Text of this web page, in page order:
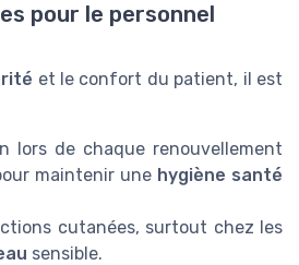
pour le personnel
et le confort du patient, il est
lors de chaque renouvellement
maintenir une hygiène santé
cutanées, surtout chez les
sensible.